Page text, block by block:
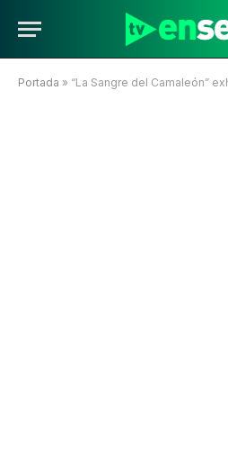
Portada » “La Sangre del Camaleón” exhibe